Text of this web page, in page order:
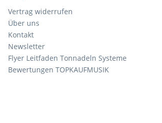
Vertrag widerrufen
Über uns
Kontakt
Newsletter
Flyer Leitfaden Tonnadeln Systeme
Bewertungen TOPKAUFMUSIK